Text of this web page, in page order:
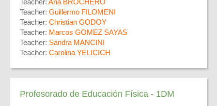
Teacher: Ana BROCHERO
Teacher: Guillermo FILOMENI
Teacher: Christian GODOY
Teacher: Marcos GOMEZ SAYAS
Teacher: Sandra MANCINI
Teacher: Carolina YELICICH
Profesorado de Educación Física - 1DM